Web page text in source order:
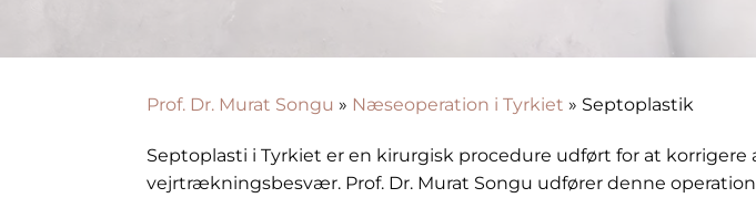
Prof. Dr. Murat Songu » Næseoperation i Tyrkiet » Septoplastik
Septoplasti i Tyrkiet er en kirurgisk procedure udført for at
vejrtrækningsbesvær. Prof. Dr. Murat Songu udfører denne